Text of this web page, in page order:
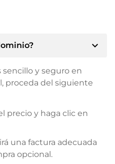
expand_more
y seguro en
proceda del siguiente
precio y haga clic en
una factura adecuada
opcional.